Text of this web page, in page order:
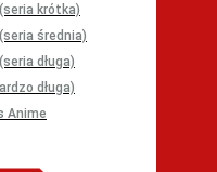
krótka)
średnia)
długa)
długa)
Anime